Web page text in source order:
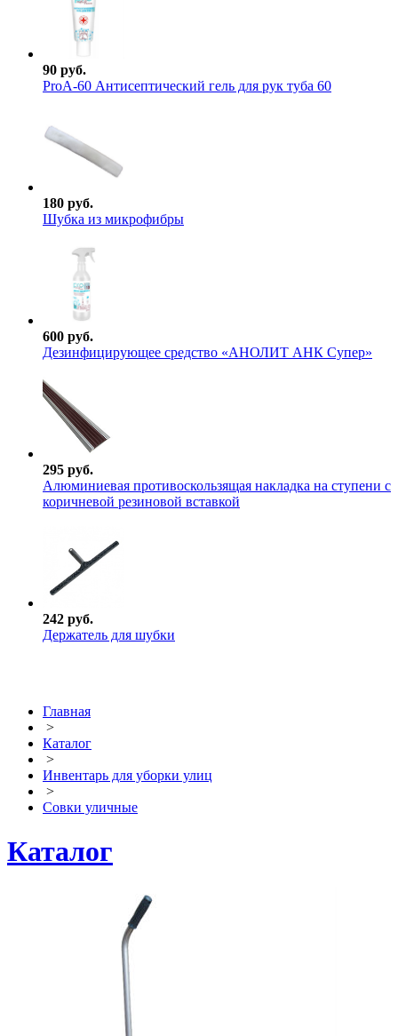
90 руб.
ProА-60 Антисептический гель для рук туба 60
180 руб.
Шубка из микрофибры
600 руб.
Дезинфицирующее средство «АНОЛИТ АНК Супер»
295 руб.
Алюминиевая противоскользящая накладка на ступени с
коричневой резиновой вставкой
242 руб.
Держатель для шубки
Главная
>
Каталог
>
Инвентарь для уборки улиц
>
Совки уличные
Каталог